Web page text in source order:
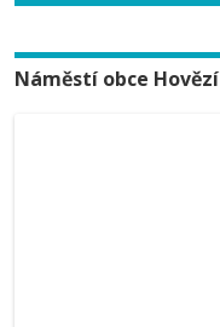
Náměstí obce Hovězí